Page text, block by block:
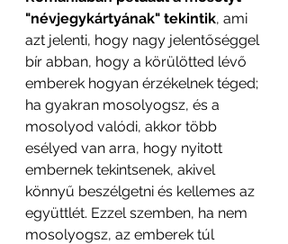
"névjegykártyának" tekintik, ami
azt jelenti, hogy nagy jelentőséggel
bír abban, hogy a körülötted lévő
emberek hogyan érzékelnek téged;
ha gyakran mosolyogsz, és a
mosolyod valódi, akkor több
esélyed van arra, hogy nyitott
embernek tekintsenek, akivel
könnyű beszélgetni és kellemes az
együttlét. Ezzel szemben, ha nem
mosolyogsz, az emberek túl